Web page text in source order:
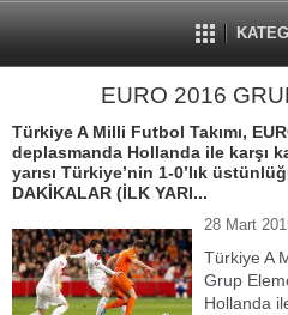
EURO 2016
Türkiye A Milli Futbol Takımı,
deplasmanda Hollanda ile karşı
yarısı Türkiye’nin 1-0’lık
DAKİKALAR (İLK YARI...
28 Mart
Türkiye A
Grup
Hollanda